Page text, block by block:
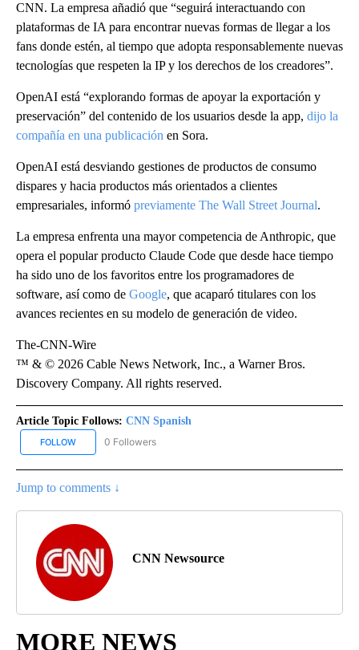
CNN. La empresa añadió que “seguirá interactuando con
plataformas de IA para encontrar nuevas formas de llegar a los
fans donde estén, al tiempo que adopta responsablemente nuevas
tecnologías que respeten la IP y los derechos de los creadores”.
OpenAI está “explorando formas de apoyar la exportación y
preservación” del contenido de los usuarios desde la app, dijo la
compañía en una publicación en Sora.
OpenAI está desviando gestiones de productos de consumo
dispares y hacia productos más orientados a clientes
empresariales, informó previamente The Wall Street Journal.
La empresa enfrenta una mayor competencia de Anthropic, que
opera el popular producto Claude Code que desde hace tiempo
ha sido uno de los favoritos entre los programadores de
software, así como de Google, que acaparó titulares con los
avances recientes en su modelo de generación de video.
The-CNN-Wire
™ & © 2026 Cable News Network, Inc., a Warner Bros.
Discovery Company. All rights reserved.
Article Topic Follows: CNN Spanish
FOLLOW FOLLOW "CNN SPANISH" TO RECEIVE NOTIFICATIONS ABOUT
0 Followers
Jump to comments ↓
CNN Newsource
MORE NEWS